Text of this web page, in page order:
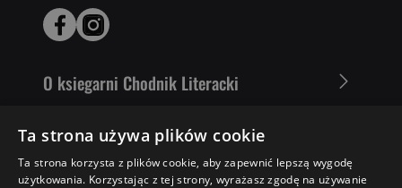
O ksiegarni Chodnik Literacki
Zakupy u nas
Nasza oferta
Ta strona używa plików cookie
Ta strona korzysta z plików cookie, aby zapewnić lepszą wygodę
użytkowania. Korzystając z tej strony, wyrażasz zgodę na używanie